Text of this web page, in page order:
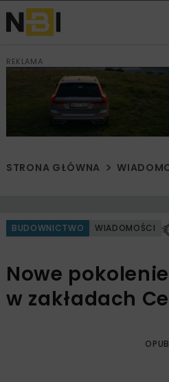
REKLAMA
STRONA GŁÓWNA
BUDOWNICTWO WIADOMOŚCI
Nowe
w zakładach